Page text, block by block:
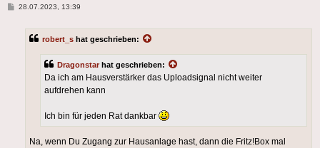
Beitrag
28.07.2023, 13:39
robert_s hat geschrieben:
Dragonstar hat geschrieben:
Da ich am Hausverstärker das Uploadsignal nicht weiter
aufdrehen kann
Ich bin für jeden Rat dankbar
Na, wenn Du Zugang zur Hausanlage hast, dann die Fritz!Box mal